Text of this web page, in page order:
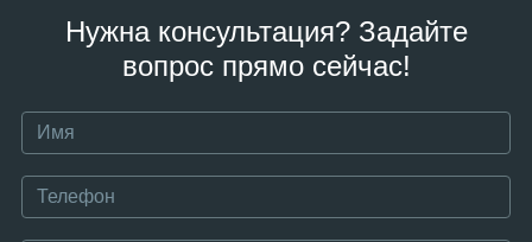
Нужна консультация? Задайте
вопрос прямо сейчас!